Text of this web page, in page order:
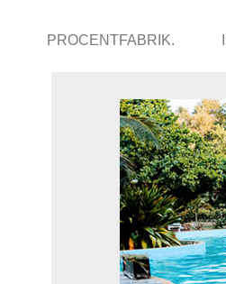
PROCENTFABRIK.